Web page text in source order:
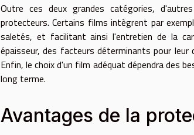
Outre ces deux grandes catégories,
protecteurs. Certains films intègrent par
saletés, et facilitant ainsi l'entretien de la
épaisseur, des facteurs déterminants pour
Enfin, le choix d'un film adéquat dépendra des
long terme.
Avantages de la